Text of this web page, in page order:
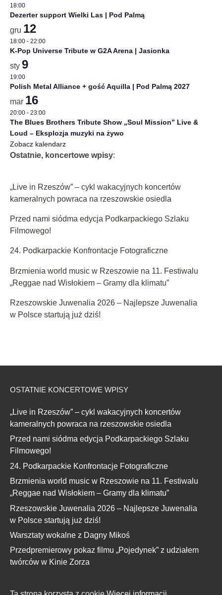
18:00
Dezerter support Wielki Las | Pod Palmą
gru 12
18:00 - 22:00
K-Pop Universe Tribute w G2A Arena | Jasionka
sty 9
19:00
Polish Metal Alliance + gość Aquilla | Pod Palmą 2027
mar 16
20:00 - 23:00
The Blues Brothers Tribute Show „Soul Mission” Live &
Loud – Eksplozja muzyki na żywo
Zobacz kalendarz
Ostatnie, koncertowe wpisy:
„Live in Rzeszów” – cykl wakacyjnych koncertów
kameralnych powraca na rzeszowskie osiedla
Przed nami siódma edycja Podkarpackiego Szlaku
Filmowego!
24. Podkarpackie Konfrontacje Fotograficzne
Brzmienia world music w Rzeszowie na 11. Festiwalu
„Reggae nad Wisłokiem – Gramy dla klimatu”
Rzeszowskie Juwenalia 2026 – Najlepsze Juwenalia
w Polsce startują już dziś!
OSTATNIE KONCERTOWE WPISY
„Live in Rzeszów” – cykl wakacyjnych koncertów
kameralnych powraca na rzeszowskie osiedla
Przed nami siódma edycja Podkarpackiego Szlaku
Filmowego!
24. Podkarpackie Konfrontacje Fotograficzne
Brzmienia world music w Rzeszowie na 11. Festiwalu
„Reggae nad Wisłokiem – Gramy dla klimatu”
Rzeszowskie Juwenalia 2026 – Najlepsze Juwenalia
w Polsce startują już dziś!
Warsztaty wokalne z Dagny Mikoś
Przedpremierowy pokaz filmu „Pojedynek” z udziałem
twórców w Kinie Zorza